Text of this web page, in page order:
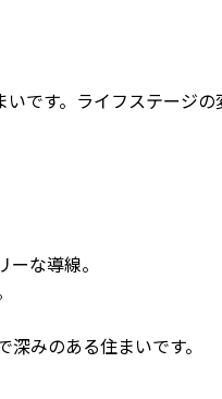
です。ライフステージ
な導線。
みのある住まいです。